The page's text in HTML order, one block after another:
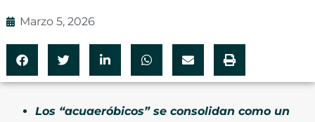
Marzo 5, 2026
Los “acuaeróbicos” se consolidan como un